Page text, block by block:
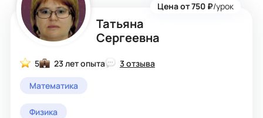
Татьяна
Сергеевна
Цена от 750 ₽/урок
5 23 лет опыта
3 отзыва
Математика
Физика